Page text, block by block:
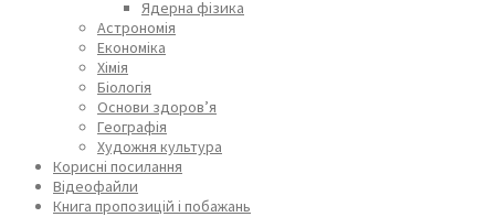
Ядерна фізика
Астрономія
Економіка
Хімія
Біологія
Основи здоров’я
Географія
Художня культура
Корисні посилання
Відеофайли
Книга пропозицій і побажань